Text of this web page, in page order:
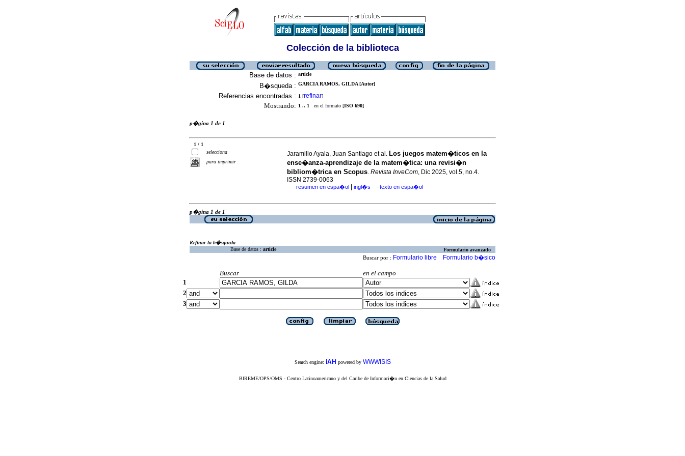
Colección de la biblioteca
Base de datos : article
B�squeda : GARCIA RAMOS, GILDA [Autor]
Referencias encontradas : 1 [refinar]
Mostrando: 1 .. 1 en el formato [ISO 690]
p�gina 1 de 1
1 / 1
selecciona
para imprimir
Jaramillo Ayala, Juan Santiago et al. Los juegos matem�ticos en la
ense�anza-aprendizaje de la matem�tica: una revisi�n
bibliom�trica en Scopus. Revista InveCom, Dic 2025, vol.5, no.4.
ISSN 2739-0063
· resumen en espa�ol ingl�s · texto en espa�ol
p�gina 1 de 1
Refinar la b�squeda
Base de datos : article Formulario avanzado
Buscar por : Formulario libre Formulario b�sico
Buscar
en el campo
1
2
3
Search engine: iAH powered by WWWISIS
BIREME/OPS/OMS - Centro Latinoamericano y del Caribe de Informaci�n en Ciencias de la Salud